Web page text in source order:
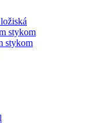
stykom
stykom